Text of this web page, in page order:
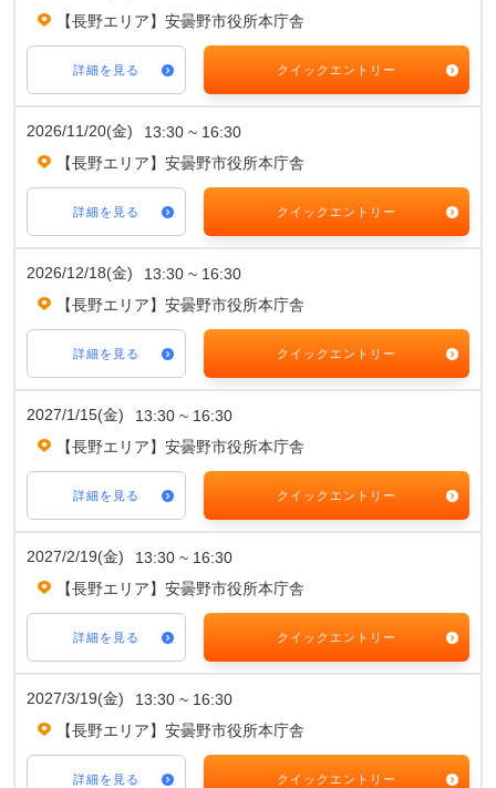
【長野エリア】安曇野市役所本庁舎
詳細を見る クイックエントリー
2026/11/20(金)
13:30 ~ 16:30
【長野エリア】安曇野市役所本庁舎
詳細を見る クイックエントリー
2026/12/18(金)
13:30 ~ 16:30
【長野エリア】安曇野市役所本庁舎
詳細を見る クイックエントリー
2027/1/15(金)
13:30 ~ 16:30
【長野エリア】安曇野市役所本庁舎
詳細を見る クイックエントリー
2027/2/19(金)
13:30 ~ 16:30
【長野エリア】安曇野市役所本庁舎
詳細を見る クイックエントリー
2027/3/19(金)
13:30 ~ 16:30
【長野エリア】安曇野市役所本庁舎
詳細を見る クイックエントリー